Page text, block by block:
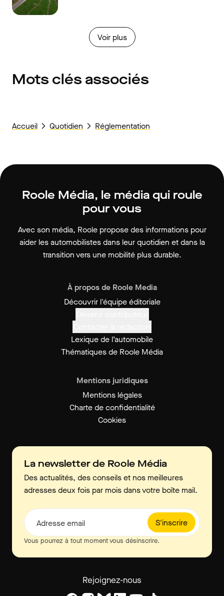
Voir plus
Mots clés associés
Accueil Quotidien Réglementation
Roole Média, le média qui roule
pour vous
Avec son média, Roole propose des informations pour
aider les automobilistes dans leur quotidien et dans la
transition vers une mobilité plus durable.
À propos de Roole Media
Découvrir l'équipe éditoriale
Lexique de l’automobile
Thématiques de Roole Média
Mentions juridiques
Mentions légales
Charte de confidentialité
Cookies
La newsletter de Roole Média
Des actualités, des conseils et nos meilleures
adresses deux fois par mois dans votre boîte mail.
S'inscrire
Adresse email
Vous pourrez à tout moment vous désinscrire.
Rejoignez-nous